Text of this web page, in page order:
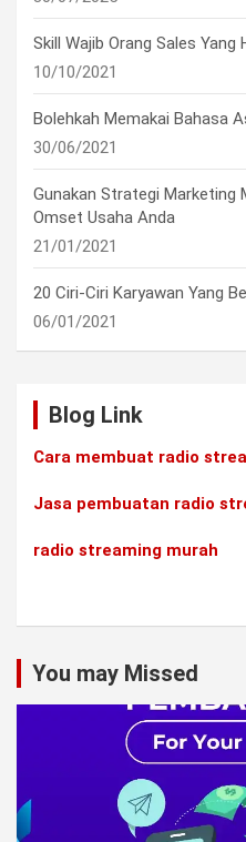
Skill Wajib Orang Sales Yang
10/10/2021
Bolehkah Memakai Bahasa
30/06/2021
Gunakan Strategi Marketing
Omset Usaha Anda
21/01/2021
20 Ciri-Ciri Karyawan Yang
06/01/2021
Blog Link
Cara membuat radio
Jasa pembuatan radio
radio streaming murah
You may Missed